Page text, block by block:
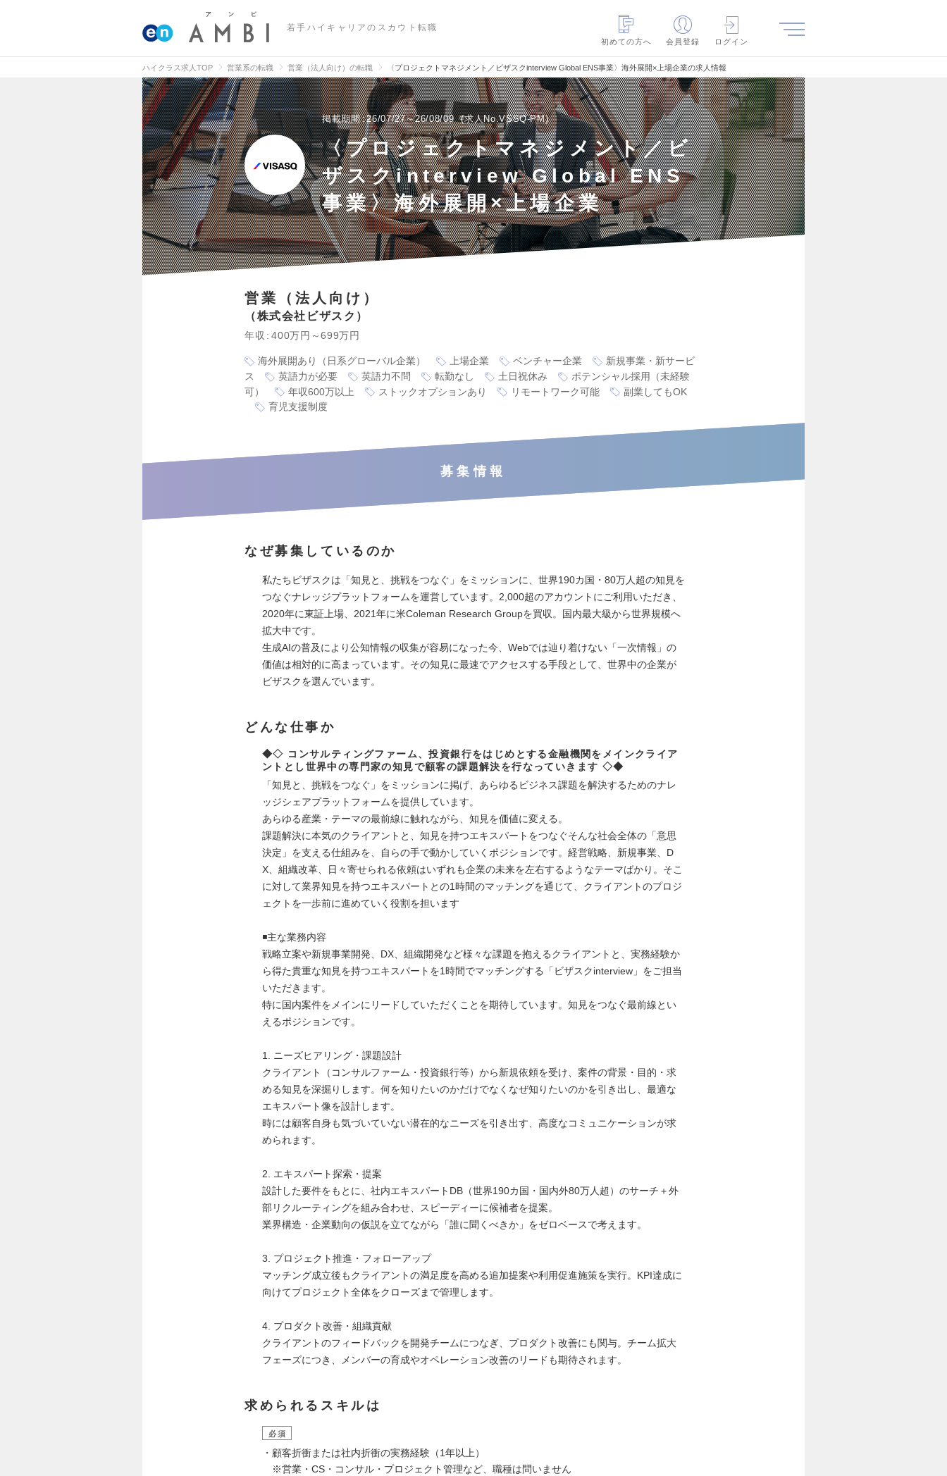
若手ハイキャリアのスカウト転職
初めての方へ
会員登録 ログイン
ハイクラス求人TOP 営業系の転職 営業（法人向け）の転職 〈プロジェクトマネジメント／ビザスクinterview Global ENS事業〉海外展開×上場企業の求人情報
掲載期間 26/07/27～26/08/09 求人No.VSSQ-PM
〈プロジェクトマネジメント／ビ
ザスクinterview Global ENS
事業〉海外展開×上場企業
営業（法人向け）
株式会社ビザスク
年収 400万円～699万円
海外展開あり（日系グローバル企業） 上場企業 ベンチャー企業
新規事業・新サービ
ス
英語力が必要 英語力不問 転勤なし 土日祝休み
ポテンシャル採用（未経験
可）
年収600万以上 ストックオプションあり リモートワーク可能
副業してもOK
育児支援制度
募集情報
なぜ募集しているのか
私たちビザスクは「知見と、挑戦をつなぐ」をミッションに、世界190カ国・80万人超の知見を
つなぐナレッジプラットフォームを運営しています。2,000超のアカウントにご利用いただき、
2020年に東証上場、2021年に米Coleman Research Groupを買収。国内最大級から世界規模へ
拡大中です。
生成AIの普及により公知情報の収集が容易になった今、Webでは辿り着けない「一次情報」の
価値は相対的に高まっています。その知見に最速でアクセスする手段として、世界中の企業が
ビザスクを選んでいます。
どんな仕事か
◆◇ コンサルティングファーム、投資銀行をはじめとする金融機関をメインクライア
ントとし世界中の専門家の知見で顧客の課題解決を行なっていきます ◇◆
「知見と、挑戦をつなぐ」をミッションに掲げ、あらゆるビジネス課題を解決するためのナレ
ッジシェアプラットフォームを提供しています。
あらゆる産業・テーマの最前線に触れながら、知見を価値に変える。
課題解決に本気のクライアントと、知見を持つエキスパートをつなぐそんな社会全体の「意思
決定」を支える仕組みを、自らの手で動かしていくポジションです。経営戦略、新規事業、D
X、組織改革、日々寄せられる依頼はいずれも企業の未来を左右するようなテーマばかり。そこ
に対して業界知見を持つエキスパートとの1時間のマッチングを通じて、クライアントのプロジ
ェクトを一歩前に進めていく役割を担います
◾️主な業務内容
戦略立案や新規事業開発、DX、組織開発など様々な課題を抱えるクライアントと、実務経験か
ら得た貴重な知見を持つエキスパートを1時間でマッチングする「ビザスクinterview」をご担当
いただきます。
特に国内案件をメインにリードしていただくことを期待しています。知見をつなぐ最前線とい
えるポジションです。
1. ニーズヒアリング・課題設計
クライアント（コンサルファーム・投資銀行等）から新規依頼を受け、案件の背景・目的・求
める知見を深掘りします。何を知りたいのかだけでなくなぜ知りたいのかを引き出し、最適な
エキスパート像を設計します。
時には顧客自身も気づいていない潜在的なニーズを引き出す、高度なコミュニケーションが求
められます。
2. エキスパート探索・提案
設計した要件をもとに、社内エキスパートDB（世界190カ国・国内外80万人超）のサーチ＋外
部リクルーティングを組み合わせ、スピーディーに候補者を提案。
業界構造・企業動向の仮説を立てながら「誰に聞くべきか」をゼロベースで考えます。
3. プロジェクト推進・フォローアップ
マッチング成立後もクライアントの満足度を高める追加提案や利用促進施策を実行。KPI達成に
向けてプロジェクト全体をクローズまで管理します。
4. プロダクト改善・組織貢献
クライアントのフィードバックを開発チームにつなぎ、プロダクト改善にも関与。チーム拡大
フェーズにつき、メンバーの育成やオペレーション改善のリードも期待されます。
求められるスキルは
必須
・顧客折衝または社内折衝の実務経験（1年以上）
※営業・CS・コンサル・プロジェクト管理など、職種は問いません